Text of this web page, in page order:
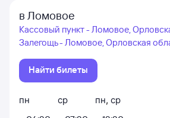
в Ломовое
Кассовый пункт - Ломовое,
Залегощь - Ломовое, Орловская
Найти билеты
пн
ср
пн, ср